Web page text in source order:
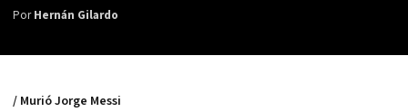
PorHernán Gilardo
/ Murió Jorge Messi